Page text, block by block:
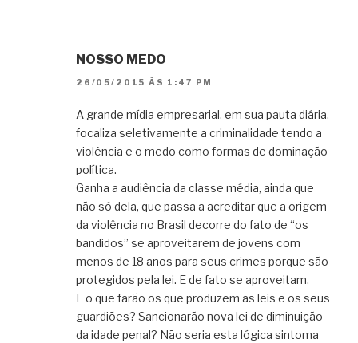
NOSSO MEDO
26/05/2015 ÀS 1:47 PM
A grande mídia empresarial, em sua pauta diária,
focaliza seletivamente a criminalidade tendo a
violência e o medo como formas de dominação
política.
Ganha a audiência da classe média, ainda que
não só dela, que passa a acreditar que a origem
da violência no Brasil decorre do fato de “os
bandidos” se aproveitarem de jovens com
menos de 18 anos para seus crimes porque são
protegidos pela lei. E de fato se aproveitam.
E o que farão os que produzem as leis e os seus
guardiões? Sancionarão nova lei de diminuição
da idade penal? Não seria esta lógica sintoma